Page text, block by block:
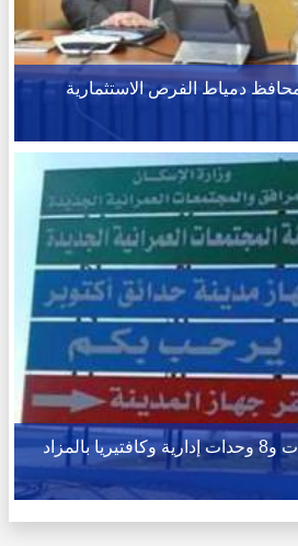
دمياط الفرص الاستثمارية
طرح 19 محلًا و4 صيدليات و8 وحدات إدارية وكافتيريا بالمزاد